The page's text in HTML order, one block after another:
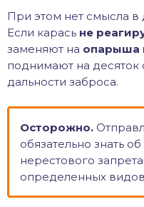
При этом нет смысла
Если карась не
заменяют на опарыша
поднимают на
дальности заброса.
Осторожно.
обязательно знать
нерестового
определенных